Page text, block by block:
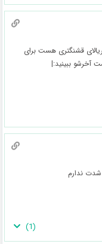
قشنگتری هست برای
آخرشو ببینید:|
شدت ندارم
(
1
)